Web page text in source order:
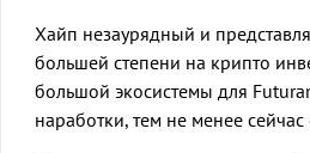
Хайп незаурядный и
большей степени на крипто
большой экосистемы для
наработки, тем не менее